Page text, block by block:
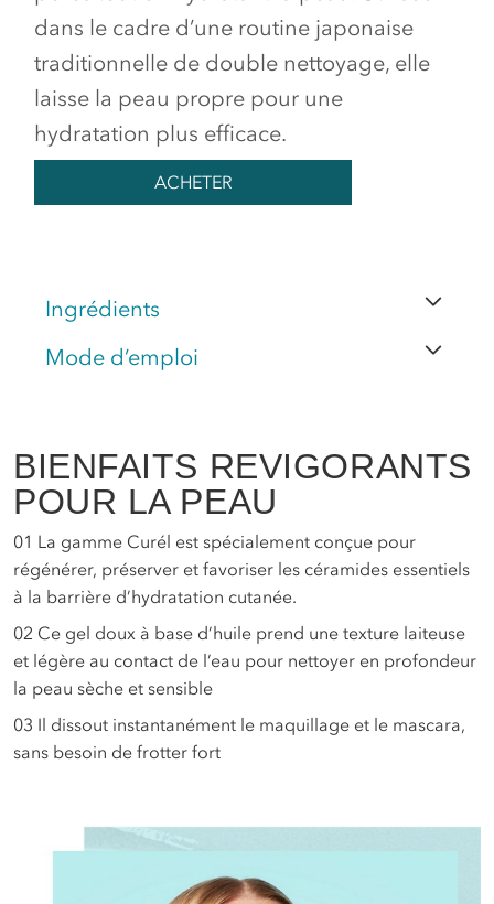
dans le cadre d’une routine japonaise
traditionnelle de double nettoyage, elle
laisse la peau propre pour une
hydratation plus efficace.
ACHETER
Ingrédients
Mode d’emploi
BIENFAITS REVIGORANTS
POUR LA PEAU
01 La gamme Curél est spécialement conçue pour
régénérer, préserver et favoriser les céramides essentiels
à la barrière d’hydratation cutanée.
02 Ce gel doux à base d’huile prend une texture laiteuse
et légère au contact de l’eau pour nettoyer en profondeur
la peau sèche et sensible
03 Il dissout instantanément le maquillage et le mascara,
sans besoin de frotter fort